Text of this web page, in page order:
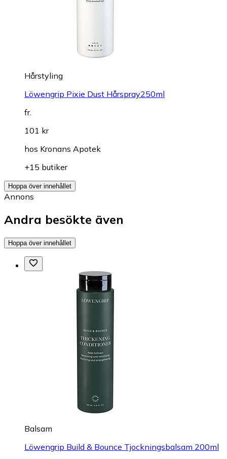
Hårstyling
Löwengrip Pixie Dust Hårspray250ml
fr.
101 kr
hos Kronans Apotek
+15 butiker
Hoppa över innehållet
Annons
Andra besökte även
Hoppa över innehållet
Balsam
Löwengrip Build & Bounce Tjockningsbalsam 200ml